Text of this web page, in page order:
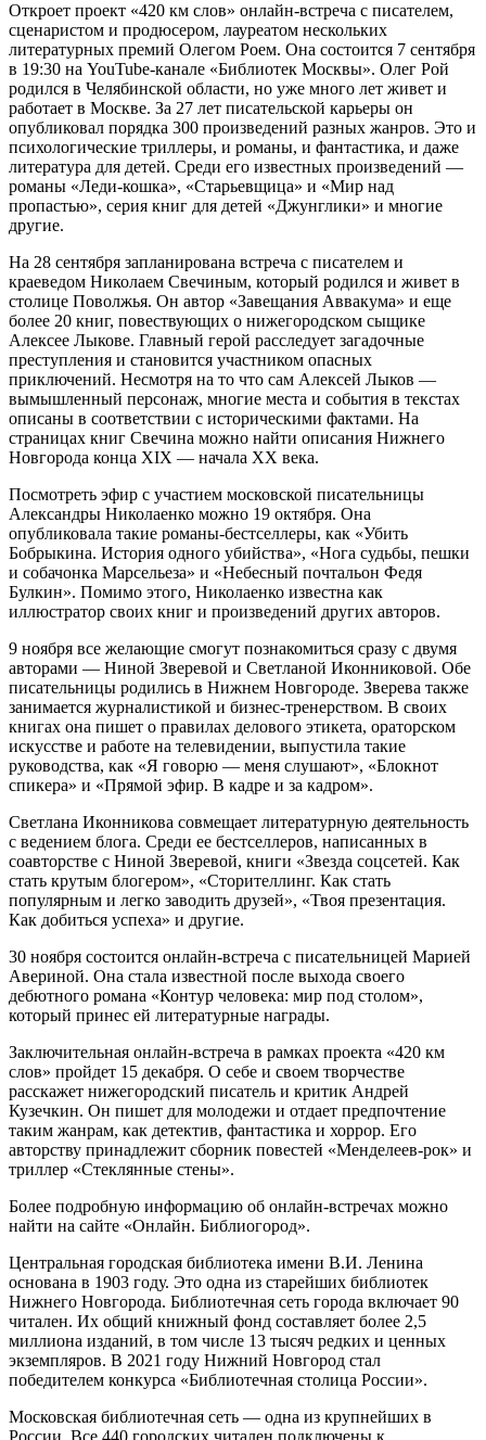
Откроет проект «420 км слов» онлайн-встреча с писателем,
сценаристом и продюсером, лауреатом нескольких
литературных премий Олегом Роем. Она состоится 7 сентября
в 19:30 на YouTube-канале «Библиотек Москвы». Олег Рой
родился в Челябинской области, но уже много лет живет и
работает в Москве. За 27 лет писательской карьеры он
опубликовал порядка 300 произведений разных жанров. Это и
психологические триллеры, и романы, и фантастика, и даже
литература для детей. Среди его известных произведений —
романы «Леди-кошка», «Старьевщица» и «Мир над
пропастью», серия книг для детей «Джунглики» и многие
другие.
На 28 сентября запланирована встреча с писателем и
краеведом Николаем Свечиным, который родился и живет в
столице Поволжья. Он автор «Завещания Аввакума» и еще
более 20 книг, повествующих о нижегородском сыщике
Алексее Лыкове. Главный герой расследует загадочные
преступления и становится участником опасных
приключений. Несмотря на то что сам Алексей Лыков —
вымышленный персонаж, многие места и события в текстах
описаны в соответствии с историческими фактами. На
страницах книг Свечина можно найти описания Нижнего
Новгорода конца XIX — начала XX века.
Посмотреть эфир с участием московской писательницы
Александры Николаенко можно 19 октября. Она
опубликовала такие романы-бестселлеры, как «Убить
Бобрыкина. История одного убийства», «Нога судьбы, пешки
и собачонка Марсельеза» и «Небесный почтальон Федя
Булкин». Помимо этого, Николаенко известна как
иллюстратор своих книг и произведений других авторов.
9 ноября все желающие смогут познакомиться сразу с двумя
авторами — Ниной Зверевой и Светланой Иконниковой. Обе
писательницы родились в Нижнем Новгороде. Зверева также
занимается журналистикой и бизнес-тренерством. В своих
книгах она пишет о правилах делового этикета, ораторском
искусстве и работе на телевидении, выпустила такие
руководства, как «Я говорю — меня слушают», «Блокнот
спикера» и «Прямой эфир. В кадре и за кадром».
Светлана Иконникова совмещает литературную деятельность
с ведением блога. Среди ее бестселлеров, написанных в
соавторстве с Ниной Зверевой, книги «Звезда соцсетей. Как
стать крутым блогером», «Сторителлинг. Как стать
популярным и легко заводить друзей», «Твоя презентация.
Как добиться успеха» и другие.
30 ноября состоится онлайн-встреча с писательницей Марией
Авериной. Она стала известной после выхода своего
дебютного романа «Контур человека: мир под столом»,
который принес ей литературные награды.
Заключительная онлайн-встреча в рамках проекта «420 км
слов» пройдет 15 декабря. О себе и своем творчестве
расскажет нижегородский писатель и критик Андрей
Кузечкин. Он пишет для молодежи и отдает предпочтение
таким жанрам, как детектив, фантастика и хоррор. Его
авторству принадлежит сборник повестей «Менделеев-рок» и
триллер «Стеклянные стены».
Более подробную информацию об онлайн-встречах можно
найти на сайте «Онлайн. Библиогород».
Центральная городская библиотека имени В.И. Ленина
основана в 1903 году. Это одна из старейших библиотек
Нижнего Новгорода. Библиотечная сеть города включает 90
читален. Их общий книжный фонд составляет более 2,5
миллиона изданий, в том числе 13 тысяч редких и ценных
экземпляров. В 2021 году Нижний Новгород стал
победителем конкурса «Библиотечная столица России».
Московская библиотечная сеть — одна из крупнейших в